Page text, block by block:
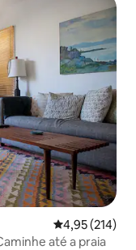
4,95 de uma
4,95 (214)
até a praia